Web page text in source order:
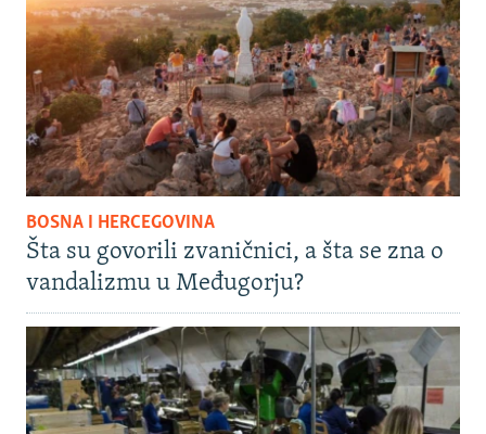
BOSNA I HERCEGOVINA
Šta su govorili zvaničnici, a šta se zna o
vandalizmu u Međugorju?